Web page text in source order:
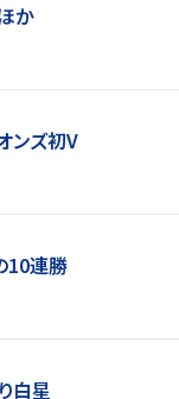
か
ンズ初V
10連勝
白星